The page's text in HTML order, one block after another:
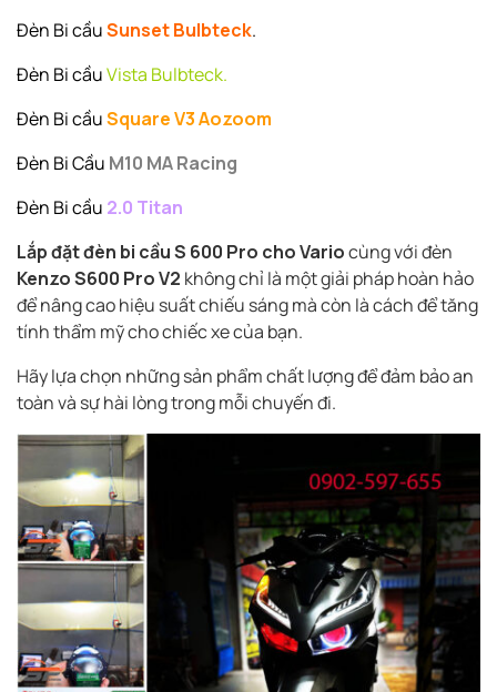
Đèn Bi cầuSunset Bulbteck.
Đèn Bi cầuVista Bulbteck.
Đèn Bi cầuSquare V3 Aozoom
Đèn Bi Cầu M10 MA Racing
Đèn Bi cầu 2.0 Titan
Lắp đặt đèn bi cầu S 600 Pro cho Variocùng với đèn
Kenzo S600 Pro V2 không chỉ là một giải pháp hoàn hảo
để nâng cao hiệu suất chiếu sáng mà còn là cách để tăng
tính thẩm mỹ cho chiếc xe của bạn.
Hãy lựa chọn những sản phẩm chất lượng để đảm bảo an
toàn và sự hài lòng trong mỗi chuyến đi.